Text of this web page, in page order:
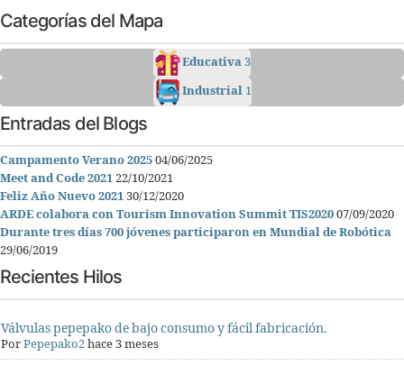
Categorías del Mapa
Educativa3
Industrial 1
Entradas del Blogs
Campamento Verano 202504/06/2025
Meet and Code 202122/10/2021
Feliz Año Nuevo 202130/12/2020
ARDE colabora con Tourism Innovation Summit TIS202007/09/2020
Durante tres días 700 jóvenes participaron en Mundial de Robótica
29/06/2019
Recientes Hilos
Válvulas pepepako de bajo consumo y fácil fabricación.
PorPepepako2hace 3 meses